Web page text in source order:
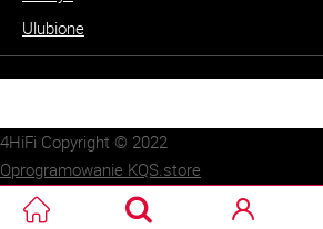
Ulubione
4HiFi Copyright © 2022
Oprogramowanie KQS.store
Realizacja:
SUCRO.pl